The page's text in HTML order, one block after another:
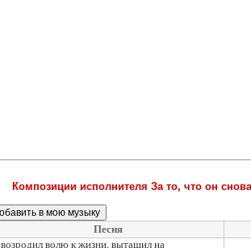
Композиции исполнителя За то, что он
Песня
возродил волю к жизни, вытащил на